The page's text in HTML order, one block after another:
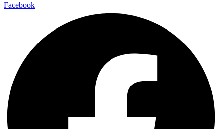
Facebook